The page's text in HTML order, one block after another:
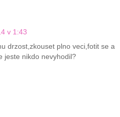
v 1:43
drzost,zkouset plno veci,fotit se a
jeste nikdo nevyhodil?